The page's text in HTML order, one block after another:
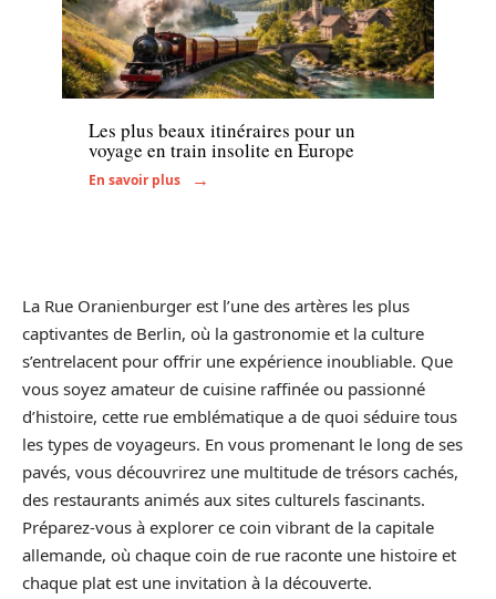
Voyage
Les plus beaux itinéraires pour un
voyage en train insolite en Europe
En savoir plus
La Rue Oranienburger est l’une des artères les plus
captivantes de Berlin, où la gastronomie et la culture
s’entrelacent pour offrir une expérience inoubliable. Que
vous soyez amateur de cuisine raffinée ou passionné
d’histoire, cette rue emblématique a de quoi séduire tous
les types de voyageurs. En vous promenant le long de ses
pavés, vous découvrirez une multitude de trésors cachés,
des restaurants animés aux sites culturels fascinants.
Préparez-vous à explorer ce coin vibrant de la capitale
allemande, où chaque coin de rue raconte une histoire et
chaque plat est une invitation à la découverte.